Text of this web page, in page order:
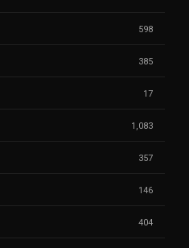
598
385
17
1,083
357
146
404